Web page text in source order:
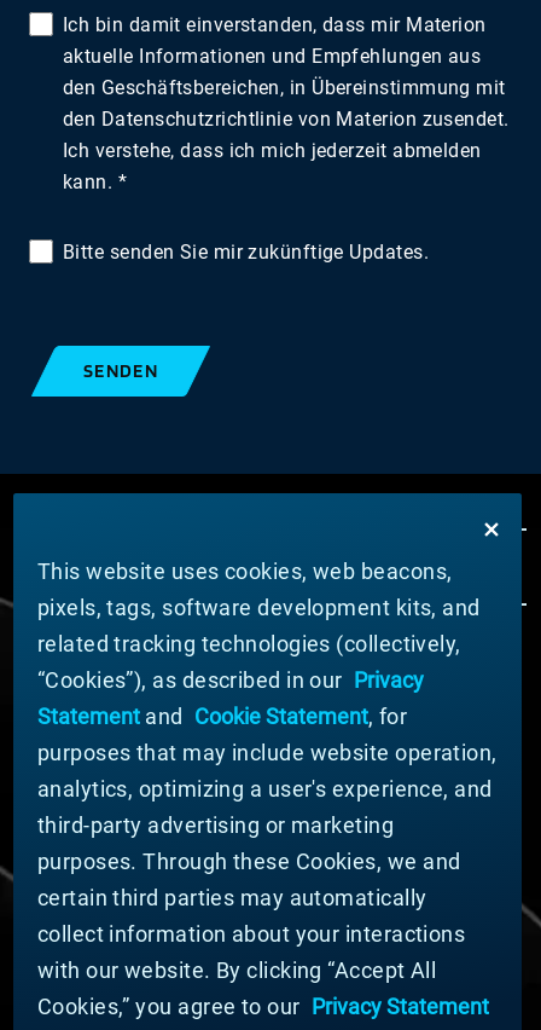
Ich bin damit einverstanden, dass mir Materion
aktuelle Informationen und Empfehlungen aus
den Geschäftsbereichen, in Übereinstimmung mit
den Datenschutzrichtlinie von Materion zusendet.
Ich verstehe, dass ich mich jederzeit abmelden
kann.
Bitte senden Sie mir zukünftige Updates.
SENDEN
Nachrichten
Unternehmensführung
Geschäftsbereiche (Englisch)
Nachhaltigkeit
FÜR LIEFERANTEN (ENGLISCH)
International Supplier Guide
U.S. Importer Security Filing Submission Form
© MATERION CORPORATION 2024. ALL RIGHTS
RESERVED.
This website uses cookies, web beacons,
pixels, tags, software development kits, and
related tracking technologies (collectively,
“Cookies”), as described in our Privacy
Statementand Cookie Statement, for
purposes that may include website operation,
analytics, optimizing a user's experience, and
third-party advertising or marketing
purposes. Through these Cookies, we and
certain third parties may automatically
collect information about your interactions
with our website. By clicking “Accept All
Cookies,” you agree to our Privacy Statement